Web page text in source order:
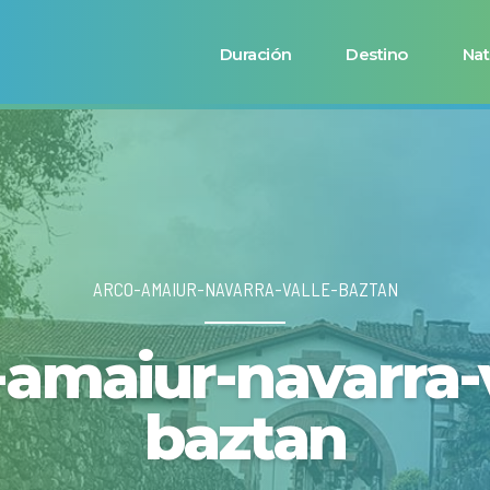
Duración Destino
ARCO-AMAIUR-NAVARRA-VALLE-BAZTAN
baztan